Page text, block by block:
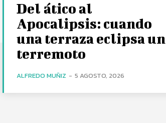
Del ático al
Apocalipsis: cuando
una terraza eclipsa un
terremoto
ALFREDO MUÑIZ - 5 AGOSTO, 2026